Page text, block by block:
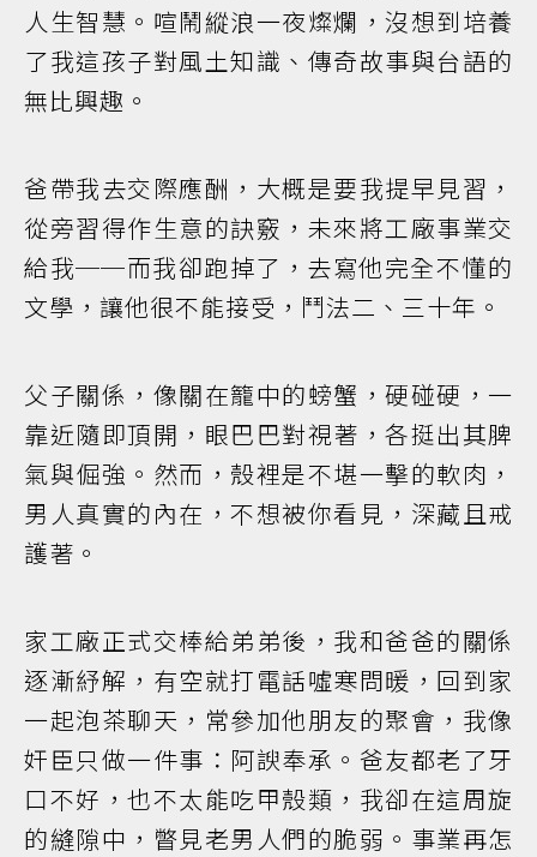
人生智慧。喧鬧縱浪一夜燦爛，沒想到培養
了我這孩子對風土知識、傳奇故事與台語的
無比興趣。
爸帶我去交際應酬，大概是要我提早見習，
從旁習得作生意的訣竅，未來將工廠事業交
給我──而我卻跑掉了，去寫他完全不懂的
文學，讓他很不能接受，鬥法二、三十年。
父子關係，像關在籠中的螃蟹，硬碰硬，一
靠近隨即頂開，眼巴巴對視著，各挺出其脾
氣與倔強。然而，殼裡是不堪一擊的軟肉，
男人真實的內在，不想被你看見，深藏且戒
護著。
家工廠正式交棒給弟弟後，我和爸爸的關係
逐漸紓解，有空就打電話噓寒問暖，回到家
一起泡茶聊天，常參加他朋友的聚會，我像
奸臣只做一件事：阿諛奉承。爸友都老了牙
口不好，也不太能吃甲殼類，我卻在這周旋
的縫隙中，瞥見老男人們的脆弱。事業再怎